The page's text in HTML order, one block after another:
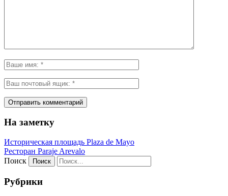
На заметку
Историческая площадь Plaza de Mayo
Ресторан Paraje Arevalo
Поиск
Рубрики